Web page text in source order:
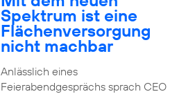
Spektrum ist eine
Flächenversorgung
nicht machbar
Anlässlich eines
Feierabendgesprächs sprach CEO